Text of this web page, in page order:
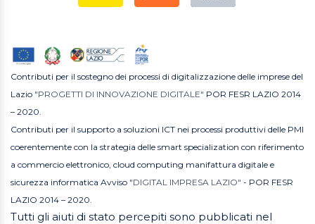
Contributi per il sostegno dei processi di digitalizzazione delle imprese del
Lazio "PROGETTI DI INNOVAZIONE DIGITALE" POR FESR LAZIO 2014
– 2020.
Contributi per il supporto a soluzioni ICT nei processi produttivi delle PMI
coerentemente con la strategia delle smart specialization con riferimento
a commercio elettronico, cloud computing manifattura digitale e
sicurezza informatica Avviso "DIGITAL IMPRESA LAZIO" - POR FESR
LAZIO 2014 – 2020.
Tutti gli aiuti di stato percepiti sono pubblicati nel